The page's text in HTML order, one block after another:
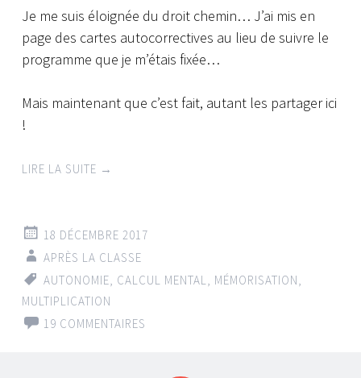
Je me suis éloignée du droit chemin… J’ai mis en
page des cartes autocorrectives au lieu de suivre le
programme que je m’étais fixée…
Mais maintenant que c’est fait, autant les partager ici
!
LIRE LA SUITE →
18 DÉCEMBRE 2017
APRÈS LA CLASSE
AUTONOMIE, CALCUL MENTAL, MÉMORISATION,
MULTIPLICATION
19 COMMENTAIRES